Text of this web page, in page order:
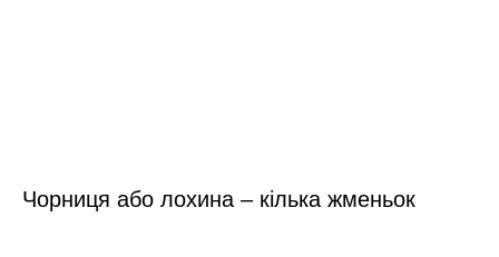
Чорниця або лохина – кілька жменьок